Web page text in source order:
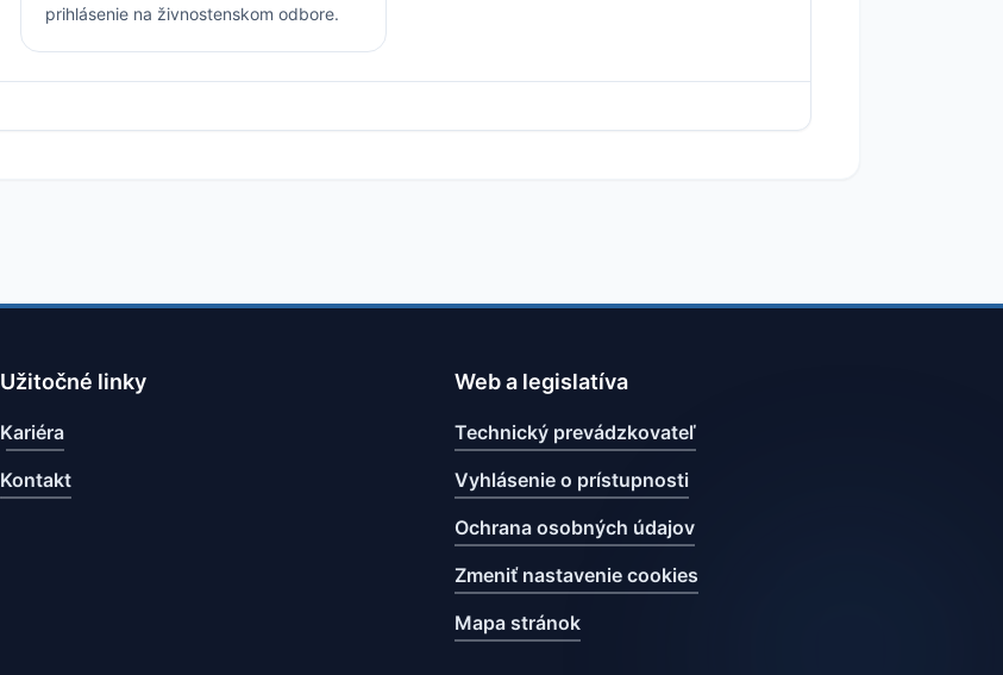
prihlásenie na živnostenskom odbore.
Užitočné linky
Kariéra
Kontakt
Web a legislatíva
Technický prevádzkovateľ
Vyhlásenie o prístupnosti
Ochrana osobných údajov
Zmeniť nastavenie cookies
Mapa stránok